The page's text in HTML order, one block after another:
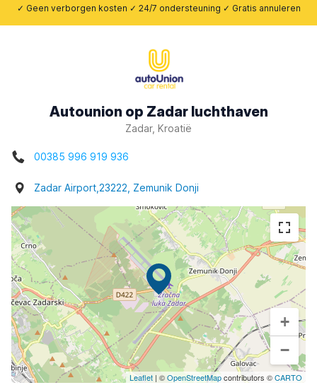
✓ Geen verborgen kosten ✓ 24/7 ondersteuning ✓ Gratis annuleren
Autounion op Zadar luchthaven
Zadar, Kroatië
00385 996 919 936
Zadar Airport,23222, Zemunik Donji
+
−
Leaflet | ©OpenStreetMapcontributors ©CARTO